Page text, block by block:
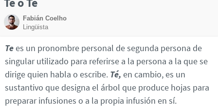
Fabián Coelho
Lingüista
Tees un pronombre personal de segunda persona de
singular utilizado para referirse a la persona a la que se
dirige quien habla o escribe. Té, en cambio, es un
sustantivo que designa el árbol que produce hojas para
preparar infusiones o a la propia infusión en sí.